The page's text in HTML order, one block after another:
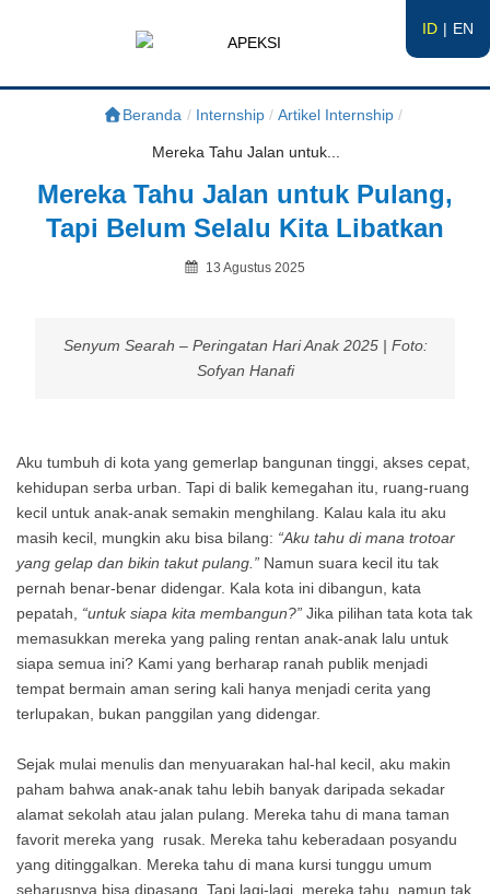
ID EN
APEKSI
#APEKSInergiBeranda / Internship / Artikel Internship /
Mereka Tahu Jalan untuk...
Mereka Tahu Jalan untuk Pulang,
Tapi Belum Selalu Kita Libatkan
Posted
13 Agustus 2025
Senyum Searah – Peringatan Hari Anak 2025 | Foto:
Sofyan Hanafi
Aku tumbuh di kota yang gemerlap bangunan tinggi, akses cepat,
kehidupan serba urban. Tapi di balik kemegahan itu, ruang-ruang
kecil untuk anak-anak semakin menghilang. Kalau kala itu aku
masih kecil, mungkin aku bisa bilang: “Aku tahu di mana trotoar
yang gelap dan bikin takut pulang.” Namun suara kecil itu tak
pernah benar-benar didengar. Kala kota ini dibangun, kata
pepatah, “untuk siapa kita membangun?” Jika pilihan tata kota tak
memasukkan mereka yang paling rentan anak-anak lalu untuk
siapa semua ini? Kami yang berharap ranah publik menjadi
tempat bermain aman sering kali hanya menjadi cerita yang
terlupakan, bukan panggilan yang didengar.
Sejak mulai menulis dan menyuarakan hal-hal kecil, aku makin
paham bahwa anak-anak tahu lebih banyak daripada sekadar
alamat sekolah atau jalan pulang. Mereka tahu di mana taman
favorit mereka yang rusak. Mereka tahu keberadaan posyandu
yang ditinggalkan. Mereka tahu di mana kursi tunggu umum
seharusnya bisa dipasang. Tapi lagi-lagi, mereka tahu, namun tak